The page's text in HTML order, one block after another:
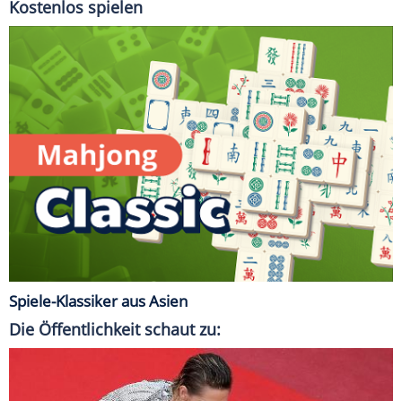
Kostenlos spielen
Spiele-Klassiker aus Asien
Die Öffentlichkeit schaut zu: